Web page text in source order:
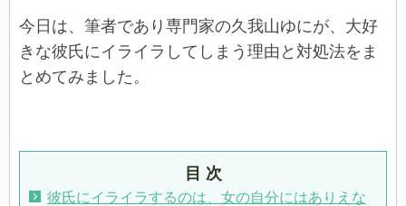
今日は、筆者であり専門家の久我山ゆにが、大好
きな彼氏にイライラしてしまう理由と対処法をま
とめてみました。
目 次
彼氏にイライラするのは、女の自分にはありえな